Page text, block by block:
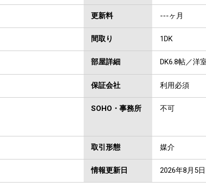
更新料 ---ヶ月
間取り 1DK
部屋詳細 DK6.8帖／洋
保証会社 利用必須
SOHO・事務所 不可
取引形態 媒介
情報更新日 2026年8月5日